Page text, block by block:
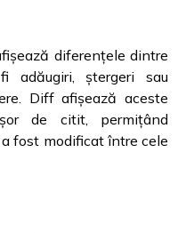
diferențele dintre
adăugiri, ștergeri sau
Diff afișează aceste
de citit, permițând
fost modificat între cele